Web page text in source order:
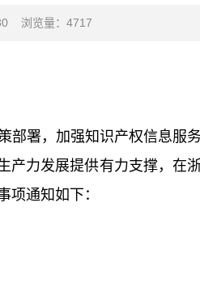
浏览量：4717
署，加强知识产权信息服
力发展提供有力支撑，在
项通知如下：